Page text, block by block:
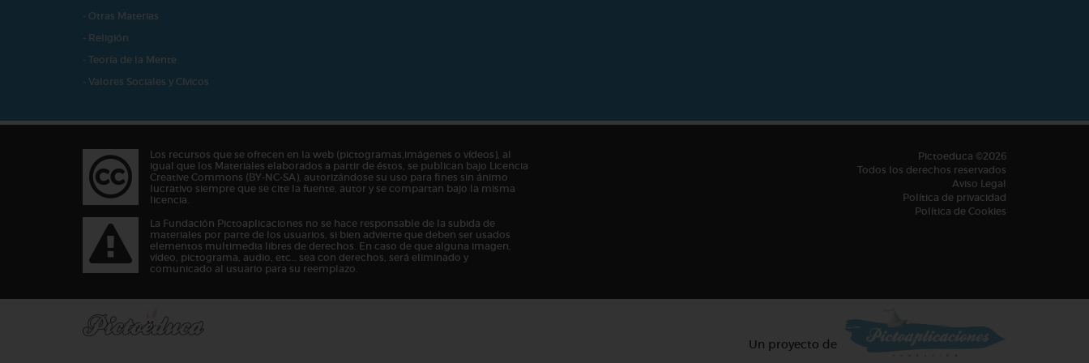
- Otras Materias
- Religión
- Teoría de la Mente
- Valores Sociales y Cívicos
Los recursos que se ofrecen en la web (pictogramas,imágenes o vídeos), al
igual que los Materiales elaborados a partir de éstos, se publican bajo Licencia
Creative Commons (BY-NC-SA), autorizándose su uso para fines sin ánimo
lucrativo siempre que se cite la fuente, autor y se compartan bajo la misma
licencia.
La Fundación Pictoaplicaciones no se hace responsable de la subida de
materiales por parte de los usuarios, si bien advierte que deben ser usados
elementos multimedia libres de derechos. En caso de que alguna imagen,
vídeo, pictograma, audio, etc… sea con derechos, será eliminado y
comunicado al usuario para su reemplazo.
Pictoeduca ©2026
Todos los derechos reservados
Aviso Legal
Política de privacidad
Política de Cookies
Un proyecto de